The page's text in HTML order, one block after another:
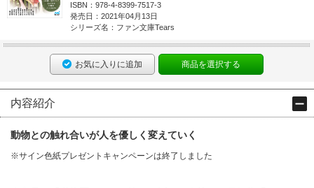
ISBN：978-4-8399-7517-3
発売日：2021年04月13日
シリーズ名：ファン文庫Tears
お気に入りに追加 商品を選択する
内容紹介
動物との触れ合いが人を優しく変えていく
※サイン色紙プレゼントキャンペーンは終了しました